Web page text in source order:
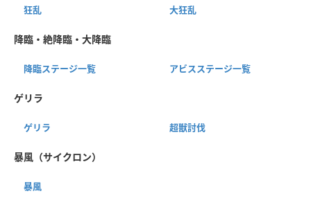
狂乱 大狂乱
降臨・絶降臨・大降臨
降臨ステージ一覧 アビスステージ一覧
ゲリラ
ゲリラ 超獣討伐
暴風（サイクロン）
暴風